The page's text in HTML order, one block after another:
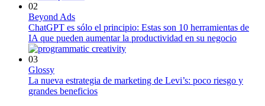
02
Beyond Ads
ChatGPT es sólo el principio: Estas son 10 herramientas de
IA que pueden aumentar la productividad en su negocio
03
Glossy
La nueva estrategia de marketing de Levi’s: poco riesgo y
grandes beneficios